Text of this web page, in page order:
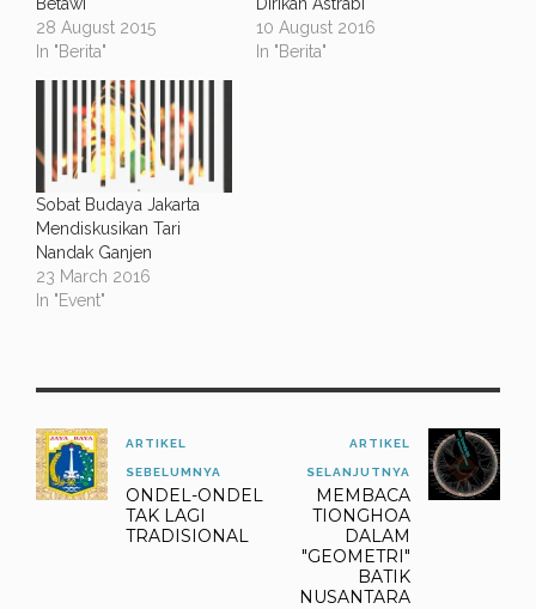
28 August 2015
In "Berita"
10 August 2016
In "Berita"
Sobat Budaya Jakarta
Mendiskusikan Tari
Nandak Ganjen
23 March 2016
In "Event"
ARTIKEL
SEBELUMNYA
ONDEL-ONDEL
TAK LAGI
TRADISIONAL
ARTIKEL
SELANJUTNYA
MEMBACA
TIONGHOA
DALAM
"GEOMETRI"
BATIK
NUSANTARA